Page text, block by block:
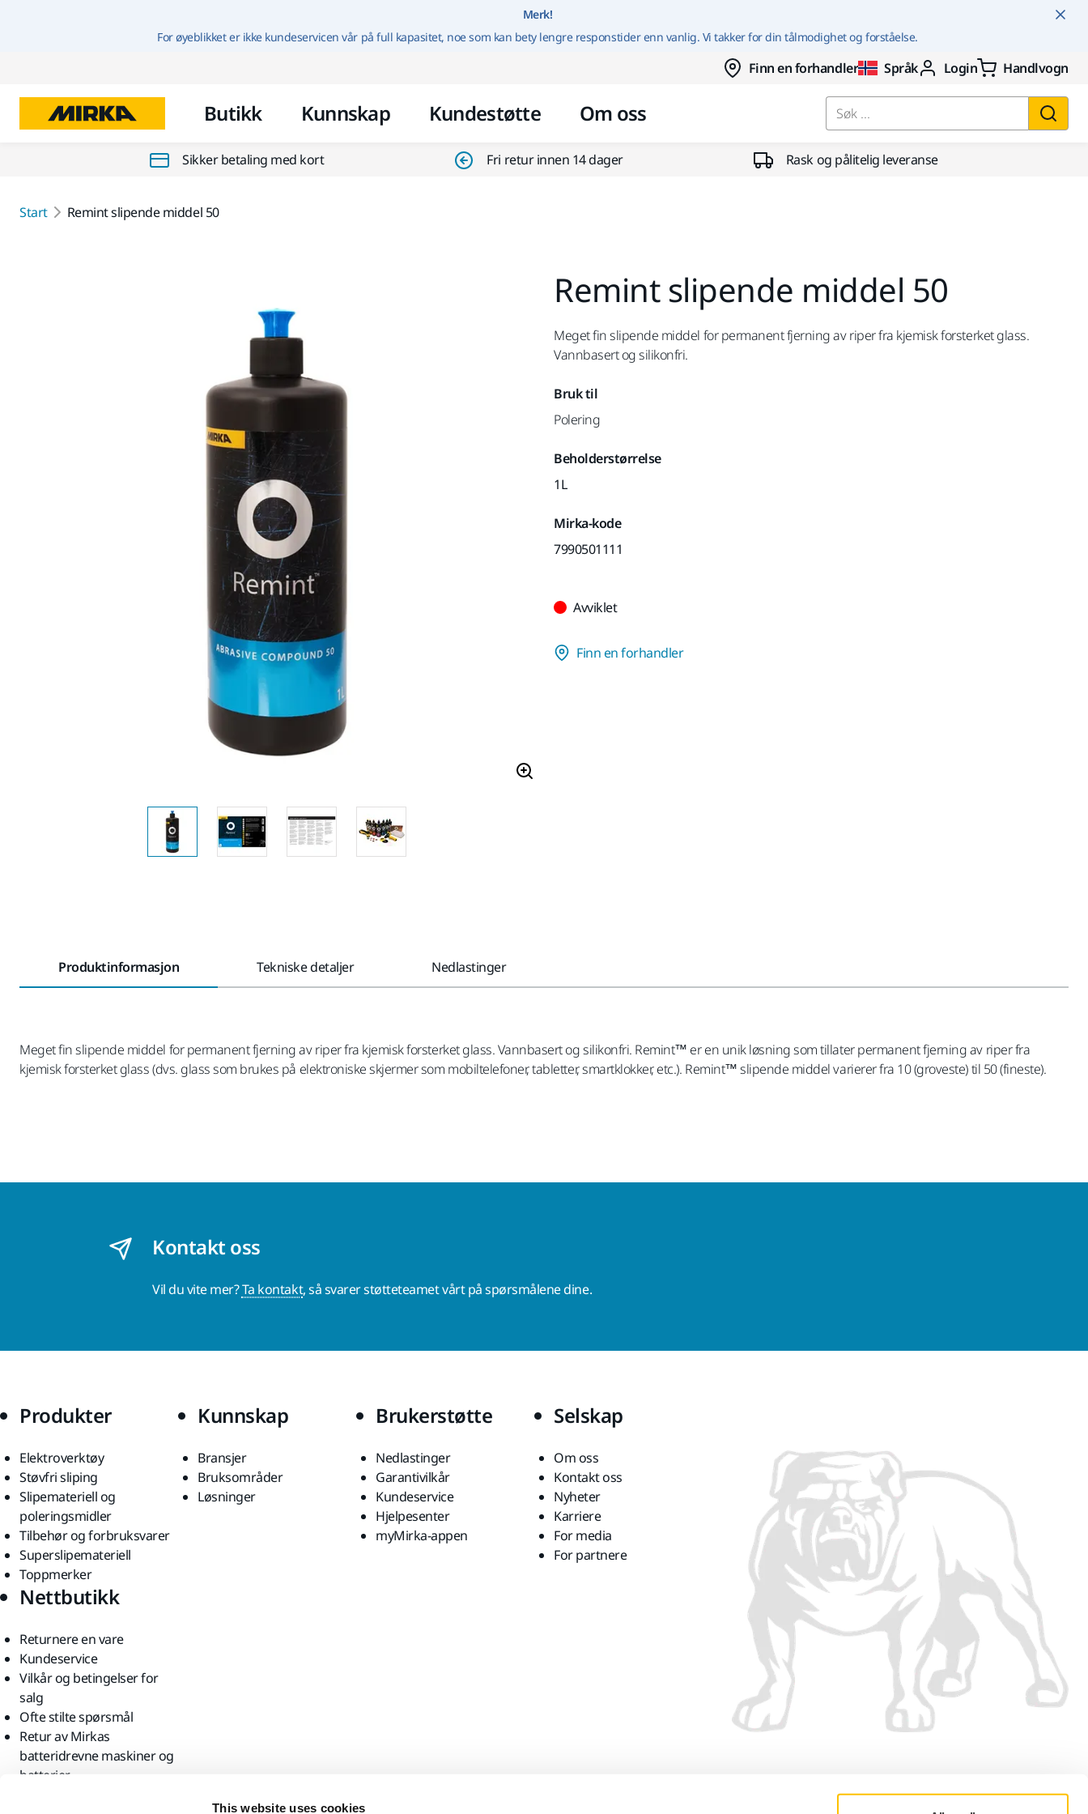
This website uses cookies
Gå til innhold
Merk!
For øyeblikket er ikke kundeservicen vår på full kapasitet, noe som kan bety lengre responstider enn vanlig. Vi takker for din tålmodighet og forståelse.
Finn en forhandler Språk Login Handlvogn
Butikk Kunnskap Kundestøtte Om oss Søk ...
Sikker betaling med kort Fri retur innen 14 dager Rask og pålitelig leveranse
Start Remint slipende middel 50
Remint slipende middel 50
Meget fin slipende middel for permanent fjerning av riper fra kjemisk forsterket glass.
Vannbasert og silikonfri.
Bruk til
Polering
Beholderstørrelse
1L
Mirka-kode
7990501111
Avviklet
Finn en forhandler
Produktinformasjon Tekniske detaljer Nedlastinger
Meget fin slipende middel for permanent fjerning av riper fra kjemisk forsterket glass. Vannbasert og silikonfri. Remint™ er en unik løsning som tillater permanent fjerning av riper fra
kjemisk forsterket glass (dvs. glass som brukes på elektroniske skjermer som mobiltelefoner, tabletter, smartklokker, etc.). Remint™ slipende middel varierer fra 10 (groveste) til 50 (fineste).
Kontakt oss
Vil du vite mer?Ta kontakt, så svarer støtteteamet vårt på spørsmålene dine.
Produkter
Elektroverktøy
Støvfri sliping
Slipemateriell og
poleringsmidler
Tilbehør og forbruksvarer
Superslipemateriell
Toppmerker
Kunnskap
Bransjer
Bruksområder
Løsninger
Brukerstøtte
Nedlastinger
Garantivilkår
Kundeservice
Hjelpesenter
myMirka-appen
Selskap
Om oss
Kontakt oss
Nyheter
Karriere
For media
For partnere
Nettbutikk
Returnere en vare
Kundeservice
Vilkår og betingelser for
salg
Ofte stilte spørsmål
Retur av Mirkas
batteridrevne maskiner og
batterier